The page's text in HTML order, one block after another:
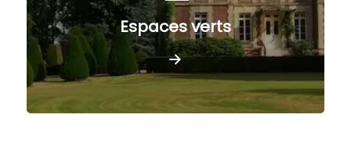
Espaces verts